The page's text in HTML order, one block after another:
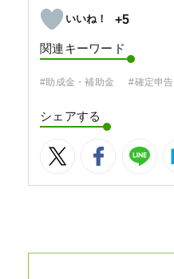
+5
関連キーワード
#助成金・補助金 #確定申告
シェアする